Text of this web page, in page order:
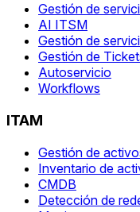
Gestión de
AI ITSM
Gestión de
Gestión de
Autoservicio
Workflows
ITAM
Gestión de
Inventario de
CMDB
Detección de